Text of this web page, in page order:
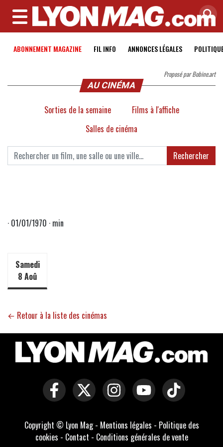
MENU
ABONNEMENT MAGAZINE FIL INFO ANNONCES LÉGALES
Proposé par Bobine.art
AU CINÉMA
Sorties de la semaine
Films à l'affiche
Salles de cinéma
Rechercher
· 01/01/1970 · min
Samedi
8 Aoû
← Retour à la liste des cinémas
Copyright © Lyon Mag - Mentions légales - Politique des
cookies - Contact - Conditions générales de vente